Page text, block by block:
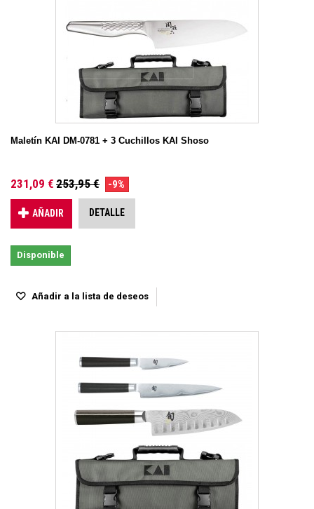
Maletín KAI DM-0781 + 3 Cuchillos KAI Shoso
231,09 € 253,95 € -9%
AÑADIR DETALLE
Disponible
Añadir a la lista de deseos